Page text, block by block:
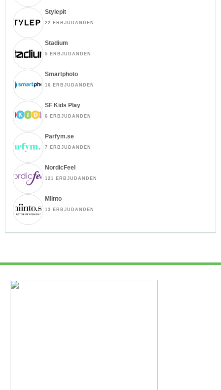
Stylepit
22 ERBJUDANDEN
Stadium
5 ERBJUDANDEN
Smartphoto
16 ERBJUDANDEN
SF Kids Play
6 ERBJUDANDEN
Parfym.se
7 ERBJUDANDEN
NordicFeel
121 ERBJUDANDEN
Miinto
13 ERBJUDANDEN